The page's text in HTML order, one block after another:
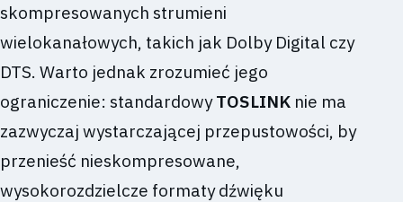
skompresowanych strumieni
wielokanałowych, takich jak Dolby Digital czy
DTS. Warto jednak zrozumieć jego
ograniczenie: standardowyTOSLINK nie ma
zazwyczaj wystarczającej przepustowości, by
przenieść nieskompresowane,
wysokorozdzielcze formaty dźwięku